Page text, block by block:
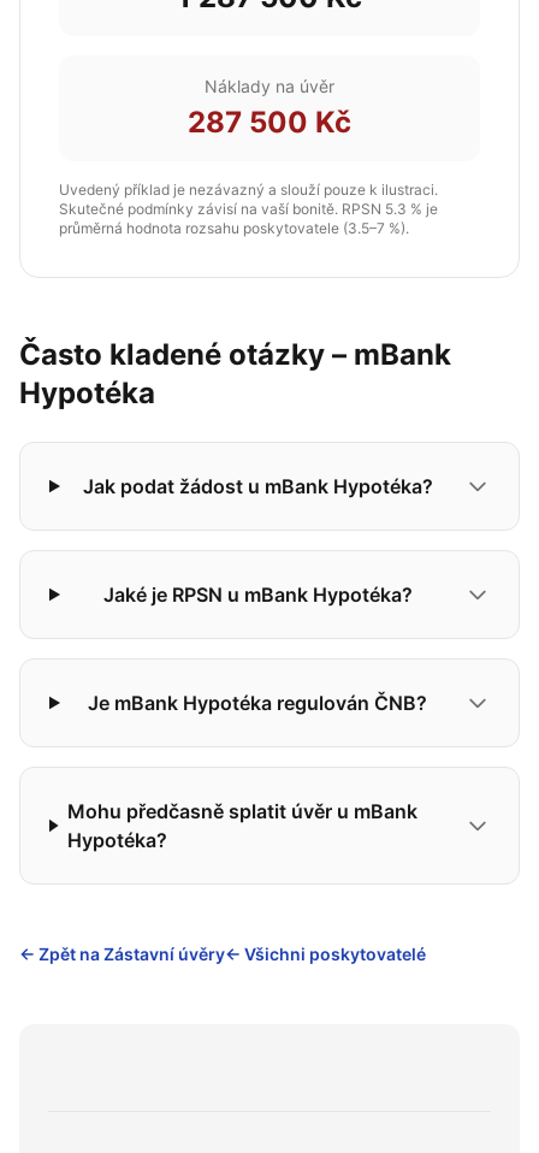
Náklady na úvěr
287 500 Kč
Uvedený příklad je nezávazný a slouží pouze k ilustraci.
Skutečné podmínky závisí na vaší bonitě. RPSN 5.3 % je
průměrná hodnota rozsahu poskytovatele (3.5–7 %).
Často kladené otázky – mBank
Hypotéka
Jak podat žádost u mBank Hypotéka?
Jaké je RPSN u mBank Hypotéka?
Je mBank Hypotéka regulován ČNB?
Mohu předčasně splatit úvěr u mBank
Hypotéka?
← Zpět na Zástavní úvěry← Všichni poskytovatelé